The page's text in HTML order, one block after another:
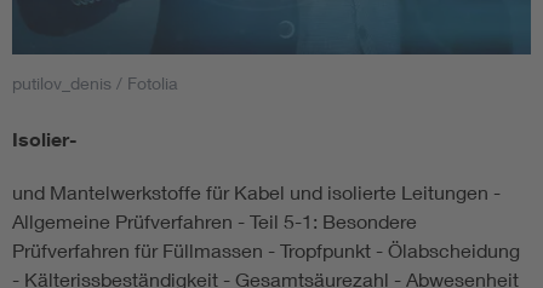
Smart Cities
Circular Economy für mehr Ressourceneffizienz
putilov_denis / Fotolia
Isolier-
und Mantelwerkstoffe für Kabel und isolierte Leitungen -
Allgemeine Prüfverfahren - Teil 5-1: Besondere
Prüfverfahren für Füllmassen - Tropfpunkt - Ölabscheidung
- Kälterissbeständigkeit - Gesamtsäurezahl - Abwesenheit